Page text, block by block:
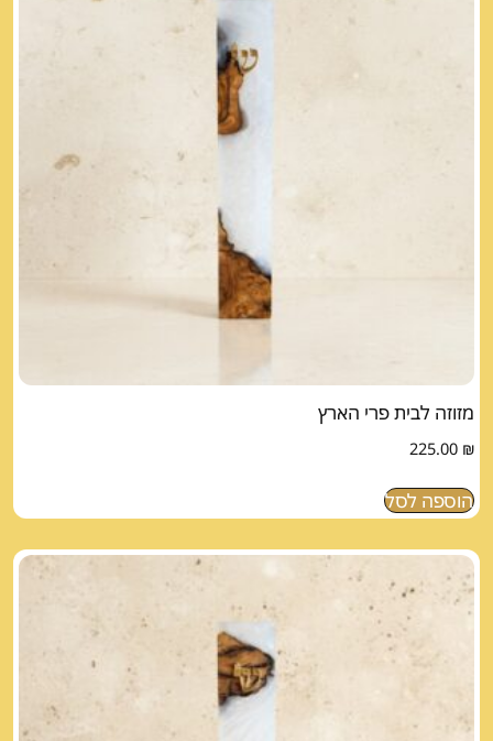
מזוזה לבית פרי הארץ
225.00 ₪
הוספה לסל